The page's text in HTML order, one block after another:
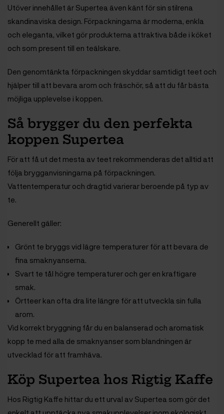
Utöver innehållet är Supertea även känt för sin stilrena
skandinaviska design. Förpackningarna är moderna, enkla
och eleganta, vilket gör produkterna attraktiva både i köket
och som present till en teälskare.
Den genomtänkta förpackningen skyddar samtidigt teet och
hjälper till att bevara arom och fräschör, så att du får bästa
möjliga upplevelse i koppen.
Så brygger du den perfekta
koppen Supertea
För att få ut det mesta av teet rekommenderas det alltid att
följa brygganvisningarna på förpackningen.
Vattentemperatur och dragtid varierar beroende på typ av
te.
Generellt gäller:
Grönt te bryggs vid lägre temperaturer för att bevara de
fina smaknyanserna.
Svart te tål högre temperaturer och ger en kraftigare
smak.
Örtteer kan ofta dra lite längre för att utveckla sin fulla
arom.
Vid korrekt bryggning får du en balanserad och aromatisk
kopp te med alla de smaknyanser som blandningen är
utvecklad för att framhäva.
Köp Supertea hos Rigtig Kaffe
Hos Rigtig Kaffe hittar du ett urval av Supertea som gör det